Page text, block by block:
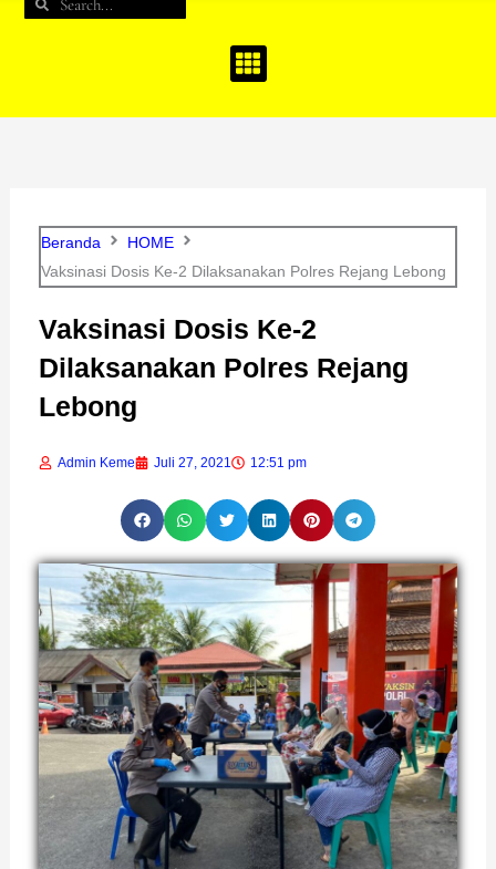
Beranda
HOME
Vaksinasi Dosis Ke-2 Dilaksanakan Polres Rejang Lebong
Vaksinasi Dosis Ke-2
Dilaksanakan Polres Rejang
Lebong
Admin Keme Juli 27, 2021 12:51 pm